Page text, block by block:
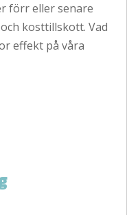
förr eller senare
kosttillskott. Vad
effekt på våra